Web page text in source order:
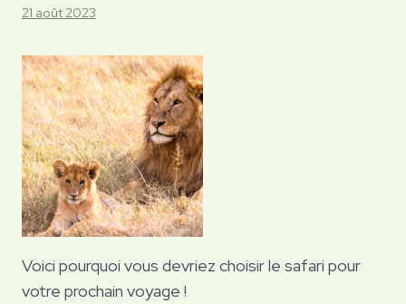
21 août 2023
Voici pourquoi vous devriez choisir le safari pour
votre prochain voyage !